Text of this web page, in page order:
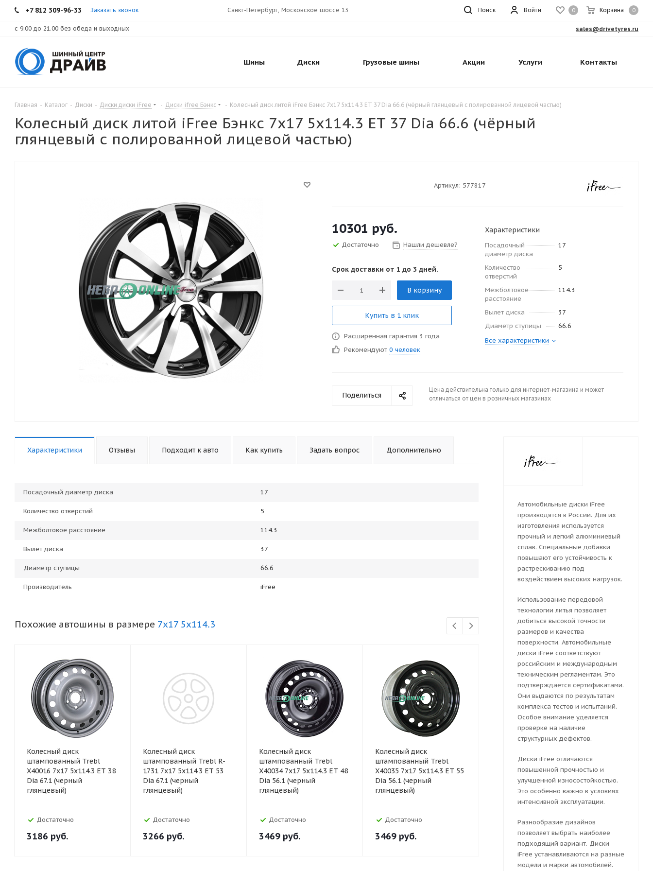
+7 812 309-96-33 Заказать звонок 0 Корзина 0
Войти
Санкт-Петербург, Московское шоссе 13 Поиск
с 9.00 до 21.00 без обеда и выходных sales@drivetyres.ru
Шины Диски Грузовые шины Акции Услуги Контакты
Главная - Каталог - Диски - Диски диски iFree - Диски ifree Бэнкс - Колесный диск литой iFree Бэнкс 7x17 5x114.3 ET 37 Dia 66.6 (чёрный глянцевый с полированной лицевой частью)
Колесный диск литой iFree Бэнкс 7x17 5x114.3 ET 37 Dia 66.6 (чёрный
глянцевый с полированной лицевой частью)
Артикул: 577817
10301 руб.
Достаточно Нашли дешевле?
Срок доставки от 1 до 3 дней.
В корзину
Купить в 1 клик
Расширенная гарантия 3 года
Рекомендуют 0 человек
Характеристики
Посадочный
диаметр диска
17
Количество
отверстий
5
Межболтовое
расстояние
114.3
Вылет диска
37
Диаметр ступицы
66.6
Все характеристики
Поделиться
Цена действительна только для интернет-магазина и может
отличаться от цен в розничных магазинах
Характеристики Отзывы Подходит к авто Как купить Задать вопрос Дополнительно
Посадочный диаметр диска 17
Количество отверстий 5
Межболтовое расстояние 114.3
Вылет диска 37
Диаметр ступицы 66.6
Производитель iFree
Похожие автошины в размере 7x17 5x114.3
Колесный диск
штампованный Trebl
X40016 7x17 5x114.3 ET 38
Dia 67.1 (черный
глянцевый)
Достаточно
3186 руб.
Колесный диск
штампованный Trebl R-
1731 7x17 5x114.3 ET 53
Dia 67.1 (черный
глянцевый)
Достаточно
3266 руб.
Колесный диск
штампованный Trebl
X40034 7x17 5x114.3 ET 48
Dia 56.1 (черный
глянцевый)
Достаточно
3469 руб.
Колесный диск
штампованный Trebl
X40035 7x17 5x114.3 ET 55
Dia 56.1 (черный
глянцевый)
Достаточно
3469 руб.
штампованный Trebl R-
1728 7x17 5x114.3 ET 47
Dia 67.1 (черный
глянцевый)
Достаточно
руб.
(черный
3691
Автомобильные диски iFree
производятся в России. Для их
изготовления используется
прочный и легкий алюминиевый
сплав. Специальные добавки
повышают его устойчивость к
растрескиванию под
воздействием высоких нагрузок.
Использование передовой
технологии литья позволяет
добиться высокой точности
размеров и качества
поверхности. Автомобильные
диски iFree соответствуют
российским и международным
техническим регламентам. Это
подтверждается сертификатами.
Они выдаются по результатам
комплекса тестов и испытаний.
Особое внимание уделяется
проверке на наличие
структурных дефектов.
Диски iFree отличаются
повышенной прочностью и
улучшенной износостойкостью.
Это особенно важно в условиях
интенсивной эксплуатации.
Разнообразие дизайнов
позволяет выбрать наиболее
подходящий вариант. Диски
iFree устанавливаются на разные
модели и марки автомобилей.